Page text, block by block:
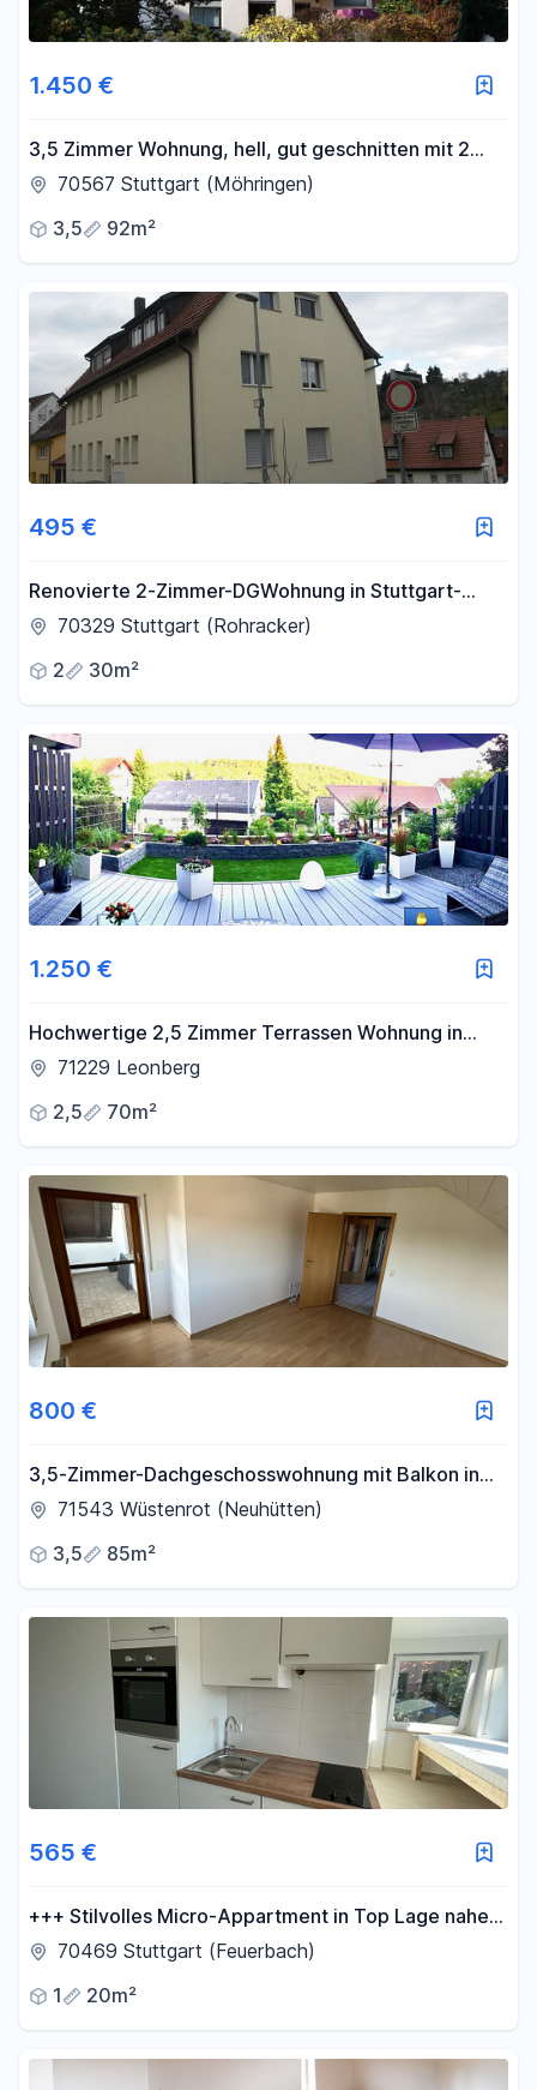
1.450 €
3,5 Zimmer Wohnung, hell, gut geschnitten mit 2
Balkonen und TG
70567 Stuttgart (Möhringen)
3,5
92m²
495 €
Renovierte 2-Zimmer-DGWohnung in Stuttgart-
Rohracker
70329 Stuttgart (Rohracker)
2
30m²
1.250 €
Hochwertige 2,5 Zimmer Terrassen Wohnung in
Leonberg Ramtel
71229 Leonberg
2,5
70m²
800 €
3,5-Zimmer-Dachgeschosswohnung mit Balkon in
Neuhütten (Wüstenrot)
71543 Wüstenrot (Neuhütten)
3,5
85m²
565 €
+++ Stilvolles Micro-Appartment in Top Lage nahe
Bahnhof Feuerbach +++(4)
70469 Stuttgart (Feuerbach)
1
20m²